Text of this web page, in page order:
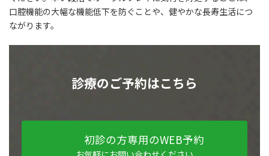
口腔機能の大幅な機能低下を防ぐことや、健やかな長寿生活につ
ながります。
診療のご予約はこちら
初診の方専用のWEB予約